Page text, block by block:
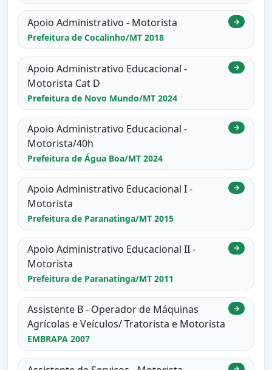
Apoio Administrativo - Motorista
Prefeitura de Cocalinho/MT 2018
→
Apoio Administrativo Educacional -
Motorista Cat D
Prefeitura de Novo Mundo/MT 2024
→
Apoio Administrativo Educacional -
Motorista/40h
Prefeitura de Água Boa/MT 2024
→
Apoio Administrativo Educacional I -
Motorista
Prefeitura de Paranatinga/MT 2015
→
Apoio Administrativo Educacional II -
Motorista
Prefeitura de Paranatinga/MT 2011
→
Assistente B - Operador de Máquinas
Agrícolas e Veículos/ Tratorista e Motorista
EMBRAPA 2007
→